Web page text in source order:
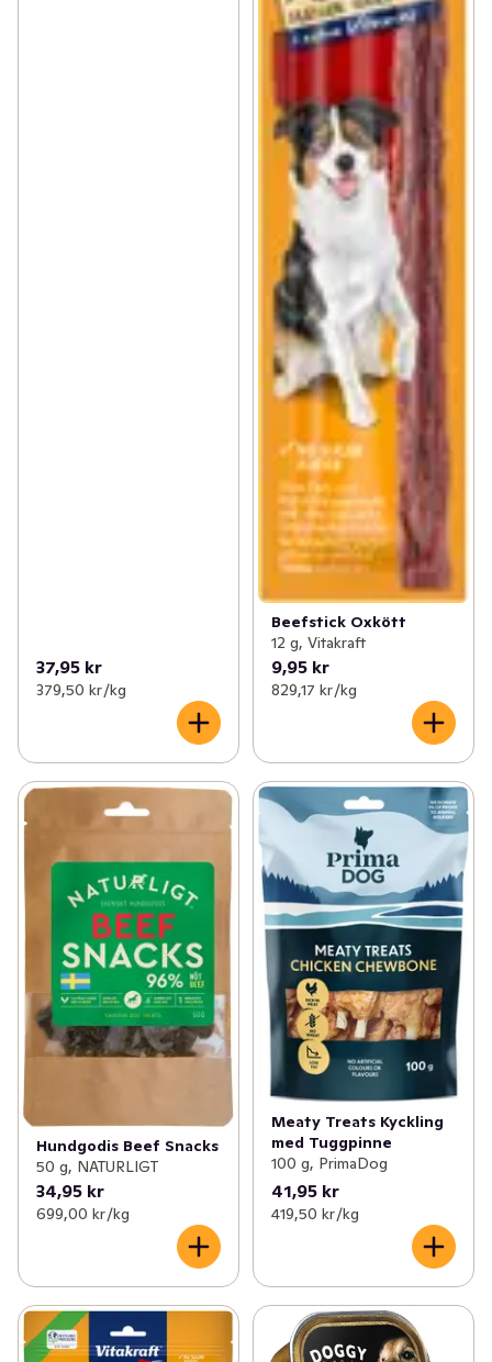
37,95 kr
379,50 kr /kg
Beefstick Oxkött
12 g, Vitakraft
9,95 kr
829,17 kr /kg
Hundgodis Beef Snacks
50 g, NATURLIGT
34,95 kr
699,00 kr /kg
Meaty Treats Kyckling
med Tuggpinne
100 g, PrimaDog
41,95 kr
419,50 kr /kg